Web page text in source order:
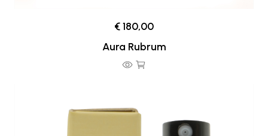
€ 180,00
Aura Rubrum